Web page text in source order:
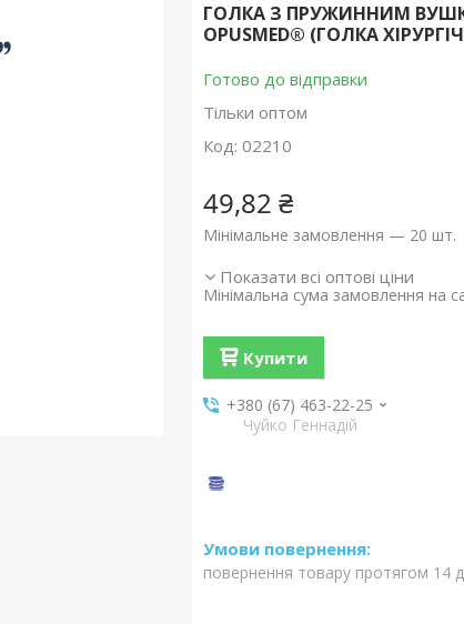
ГОЛКА З ПРУЖИННИМ
OPUSMED® (ГОЛКА
Готово до відправки
Тільки оптом
Код: 02210
49,82 ₴
Мінімальне замовлення — 20 шт.
Показати всі оптові ціни
Мінімальна сума замовлення на
Купити
+380 (67) 463-22-25
Чуйко Геннадій
повернення товару протягом 14